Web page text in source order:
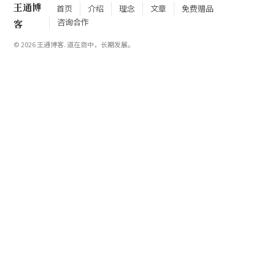
王通博
客
首页 介绍 理念 文章
免费赠品
咨询合作
© 2026 王通博客. 道在商中，长期发展。